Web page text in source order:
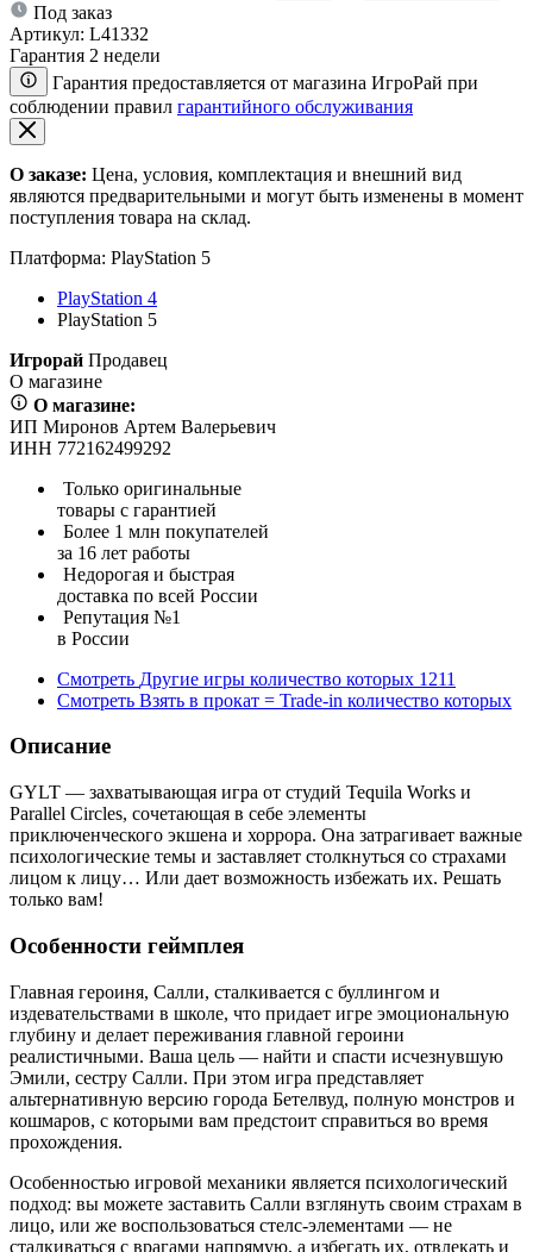
Под заказ
Артикул: L41332
Гарантия 2 недели
Гарантия предоставляется от магазина ИгроРай при
соблюдении правил гарантийного обслуживания
О заказе: Цена, условия, комплектация и внешний вид
являются предварительными и могут быть изменены в момент
поступления товара на склад.
Платформа: PlayStation 5
PlayStation 4
PlayStation 5
Игрорай Продавец
О магазине
О магазине:
ИП Миронов Артем Валерьевич
ИНН 772162499292
Только оригинальные
товары с гарантией
Более 1 млн покупателей
за 16 лет работы
Недорогая и быстрая
доставка по всей России
Репутация №1
в России
Смотреть Другие игры количество которых 1211
Смотреть Взять в прокат = Trade-in количество которых
Описание
GYLT — захватывающая игра от студий Tequila Works и
Parallel Circles, сочетающая в себе элементы
приключенческого экшена и хоррора. Она затрагивает важные
психологические темы и заставляет столкнуться со страхами
лицом к лицу… Или дает возможность избежать их. Решать
только вам!
Особенности геймплея
Главная героиня, Салли, сталкивается с буллингом и
издевательствами в школе, что придает игре эмоциональную
глубину и делает переживания главной героини
реалистичными. Ваша цель — найти и спасти исчезнувшую
Эмили, сестру Салли. При этом игра представляет
альтернативную версию города Бетелвуд, полную монстров и
кошмаров, с которыми вам предстоит справиться во время
прохождения.
Особенностью игровой механики является психологический
подход: вы можете заставить Салли взглянуть своим страхам в
лицо, или же воспользоваться стелс-элементами — не
сталкиваться с врагами напрямую, а избегать их, отвлекать и